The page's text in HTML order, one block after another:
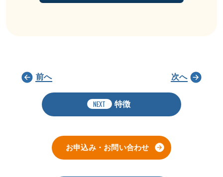
前へ
NEXT 特徴
次へ
お申込み・お問い合わせ